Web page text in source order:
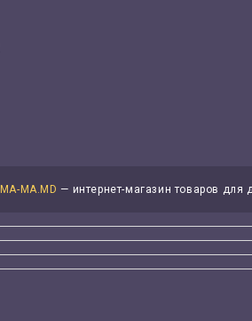
MA-MA.MD — интернет-магазин товаров для